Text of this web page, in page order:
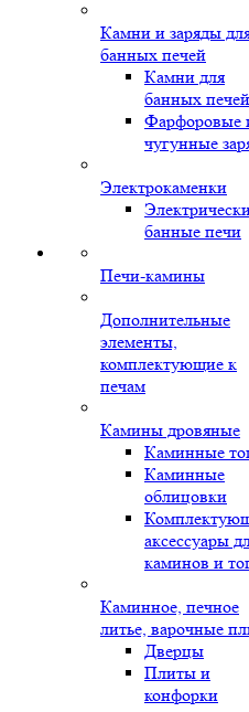
Камни и заряды
банных печей
Камни для
банных печей
Фарфоровые
чугунные
Электрокаменки
банные печи
Печи-камины
Дополнительные
элементы,
комплектующие к
печам
Камины дровяные
Каминные
Каминные
облицовки
аксессуары
каминов и
Каминное, печное
литье, варочные
Дверцы
Плиты и
конфорки